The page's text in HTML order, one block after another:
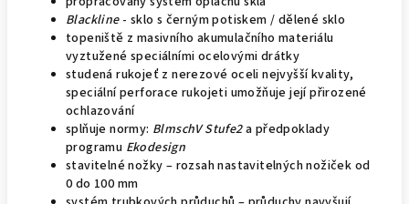
Blackline - sklo s černým potiskem / dělené sklo
topeniště z masivního akumulačního materiálu
vyztužené speciálními ocelovými drátky
studená rukojeť z nerezové oceli nejvyšší kvality,
speciální perforace rukojeti umožňuje její přirozené
ochlazování
splňuje normy: BlmschV Stufe2a předpoklady
programu Ekodesign
stavitelné nožky – rozsah nastavitelných nožiček od
0 do 100 mm